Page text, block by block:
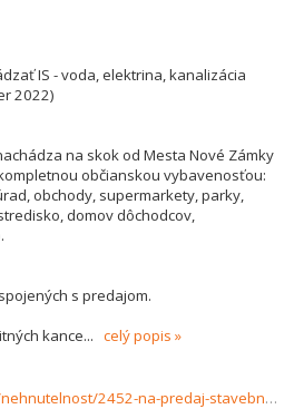
IS - voda, elektrina, kanalizácia
2022)
na skok od Mesta Nové Zámky
občianskou vybavenosťou:
obchody, supermarkety, parky,
domov dôchodcov,
s predajom.
kance... celý popis
https://www.reality-trinity.sk/nehnutelnost/2452-na-predaj-stavebny-pozemok-v-obci-dvory-nad-zitavou